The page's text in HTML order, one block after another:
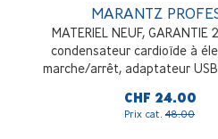
MARANTZ
MATERIEL NEUF,
condensateur cardioïde à
marche/arrêt, adaptateur
câble de microphone, câble
bureau
CHF 24.00
Prix cat.48.00